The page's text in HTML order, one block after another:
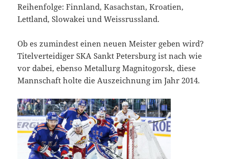
Reihenfolge: Finnland, Kasachstan, Kroatien,
Lettland, Slowakei und Weissrussland.
Ob es zumindest einen neuen Meister geben wird?
Titelverteidiger SKA Sankt Petersburg ist nach wie
vor dabei, ebenso Metallurg Magnitogorsk, diese
Mannschaft holte die Auszeichnung im Jahr 2014.